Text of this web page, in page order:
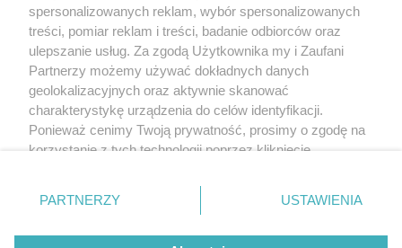
O nas
Informacje prawne
Nasze serwisy
spersonalizowanych reklam, wybór spersonalizowanych
treści, pomiar reklam i treści, badanie odbiorców oraz
ulepszanie usług. Za zgodą Użytkownika my i Zaufani
Partnerzy możemy używać dokładnych danych
geolokalizacyjnych oraz aktywnie skanować
charakterystykę urządzenia do celów identyfikacji.
Ponieważ cenimy Twoją prywatność, prosimy o zgodę na
korzystanie z tych technologii poprzez kliknięcie
zmienić/wycofać klikając przycisk ustawień prywatności
znajdujący się w lewym dolnym rogu strony
rodzaje przetwarzania danych nie wymagają zgody
PARTNERZY USTAWIENIA